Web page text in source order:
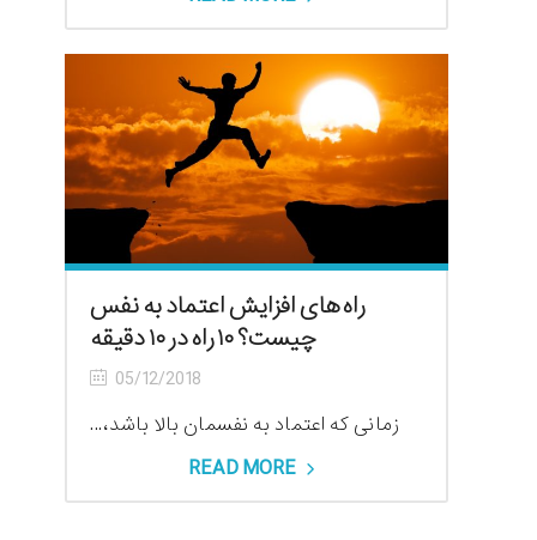
راه های افزایش اعتماد به نفس
چیست؟ ۱۰ راه در ۱۰ دقیقه
05/12/2018
زمانی که اعتماد به نفسمان بالا باشد،...
READ MORE